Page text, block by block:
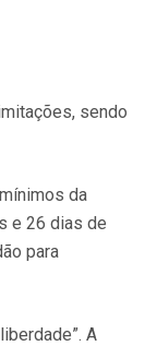
sendo
da
e 26 dias de
para
A